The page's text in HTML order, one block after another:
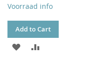
Voorraad info
Add to Cart
ADD